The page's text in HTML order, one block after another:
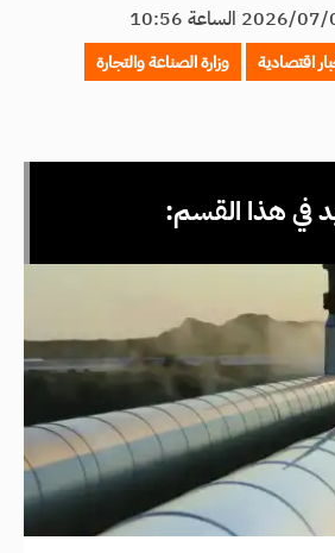
اقتصادية
وزارة الصناعة والتجارة
في هذا القسم: